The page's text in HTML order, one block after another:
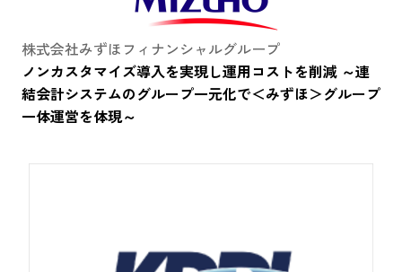
株式会社みずほフィナンシャルグループ
ノンカスタマイズ導入を実現し運用コストを削減 ～連
結会計システムのグループ一元化で＜みずほ＞グループ
一体運営を体現～